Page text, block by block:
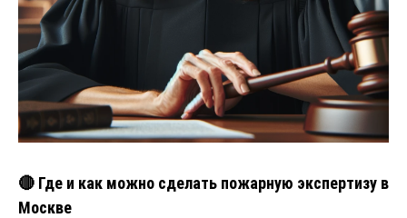
🔴 Где и как можно сделать пожарную экспертизу в
Москве